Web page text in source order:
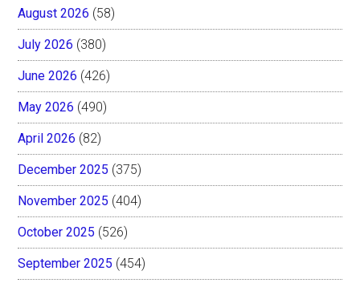
August 2026 (58)
July 2026 (380)
June 2026 (426)
May 2026 (490)
April 2026 (82)
December 2025 (375)
November 2025 (404)
October 2025 (526)
September 2025 (454)